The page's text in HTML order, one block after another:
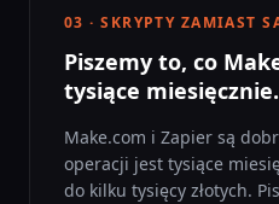
03 · SKRYPTY ZAMIAST
Piszemy to, co
tysiące miesięcznie.
Make.com i Zapier są
operacji jest tysiące
do kilku tysięcy złotych.